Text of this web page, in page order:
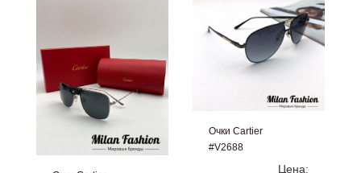
Очки Cartier
#V2688
Цена: